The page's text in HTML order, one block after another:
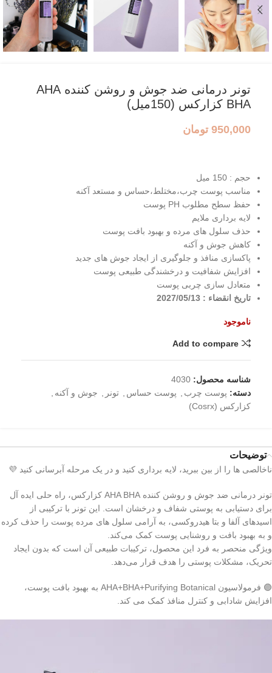
تونر درمانی ضد جوش و روشن کننده AHA
BHA کزارکس (150میل)
950,000 تومان
حجم : 150 میل
مناسب پوست چرب،مختلط،حساس و مستعد آکنه
حفظ سطح مطلوب PH پوست
لایه‌ برداری ملایم
حذف سلول‌ های مرده و بهبود بافت پوست
کاهش جوش و آکنه
پاکسازی منافذ و جلوگیری از ایجاد جوش‌ های جدید
افزایش شفافیت و درخشندگی طبیعی پوست
متعادل‌ سازی چربی پوست
تاریخ انقضاء : 2027/05/13
ناموجود
Add to compare
شناسه محصول: 4030
دسته: پوست چرب پوست حساس تونر جوش و آکنه
کزارکس (Cosrx)
توضیحات
ناخالصی ها را از بین ببرید، لایه برداری کنید و در یک مرحله آبرسانی کنید 💜
تونر درمانی ضد جوش و روشن کننده AHA BHA کزارکس، راه‌ حلی ایده‌ آل
برای دستیابی به پوستی شفاف و درخشان است. این تونر با ترکیبی از
اسیدهای آلفا و بتا هیدروکسی، به آرامی سلول‌ های مرده پوست را حذف کرده
و به بهبود بافت و روشنایی پوست کمک می‌کند.
ویژگی منحصر به‌ فرد این محصول، ترکیبات طبیعی آن است که بدون ایجاد
تحریک، مشکلات پوستی را هدف قرار می‌دهد.
🟣 فرمولاسیون AHA+BHA+Purifying Botanical به بهبود بافت پوست،
افزایش شادابی و کنترل منافذ کمک می کند.